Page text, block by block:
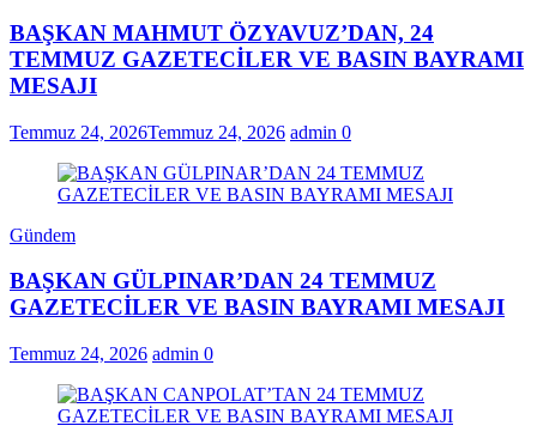
BAŞKAN MAHMUT ÖZYAVUZ’DAN, 24
TEMMUZ GAZETECİLER VE BASIN BAYRAMI
MESAJI
Temmuz 24, 2026Temmuz 24, 2026 admin 0
Gündem
BAŞKAN GÜLPINAR’DAN 24 TEMMUZ
GAZETECİLER VE BASIN BAYRAMI MESAJI
Temmuz 24, 2026 admin 0